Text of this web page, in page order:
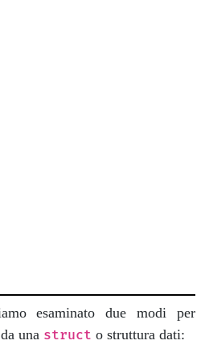
esaminato due modi per
una struct o struttura dati: